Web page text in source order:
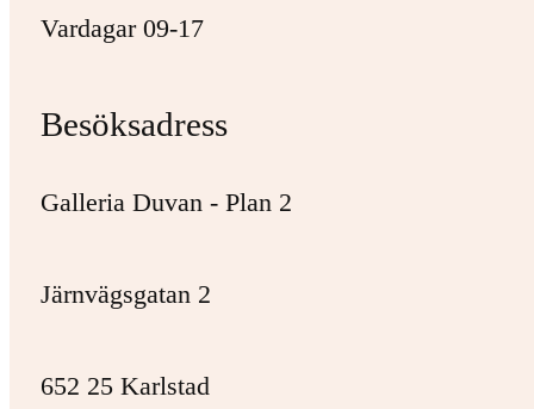
Vardagar 09-17
Besöksadress
Galleria Duvan - Plan 2
Järnvägsgatan 2
652 25 Karlstad